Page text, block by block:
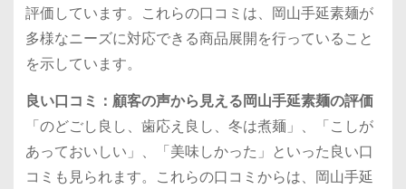
評価しています。これらの口コミは、岡山手延素麺が
多様なニーズに対応できる商品展開を行っていること
を示しています。
良い口コミ：顧客の声から見える岡山手延素麺の評価
「のどごし良し、歯応え良し、冬は煮麺」、「こしが
あっておいしい」、「美味しかった」といった良い口
コミも見られます。これらの口コミからは、岡山手延